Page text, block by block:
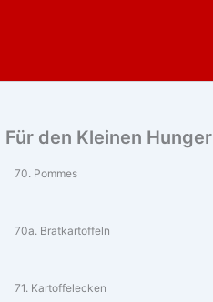
Für den Kleinen Hunger
70. Pommes
70a. Bratkartoffeln
71. Kartoffelecken